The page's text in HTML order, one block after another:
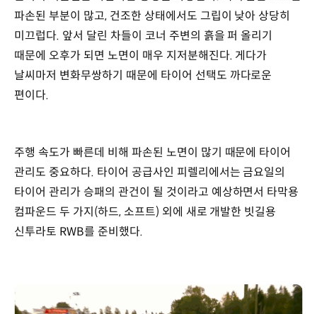
파손된 부분이 많고, 건조한 상태에서도 그립이 낮아 상당히
미끄럽다. 앞서 달린 차들이 코너 주변의 흙을 퍼 올리기
때문에 오후가 되면 노면이 매우 지저분해진다. 게다가
날씨마저 변화무쌍하기 때문에 타이어 선택도 까다로운
편이다.
주행 속도가 빠른데 비해 파손된 노면이 많기 때문에 타이어
관리도 중요하다. 타이어 공급사인 피렐리에서는 금요일의
타이어 관리가 승패의 관건이 될 것이라고 예상하면서 타막용
컴파운드 두 가지(하드, 소프트) 외에 새로 개발한 빗길용
신투라토 RWB를 준비했다.